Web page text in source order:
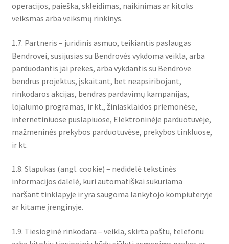
operacijos, paieška, skleidimas, naikinimas ar kitoks
veiksmas arba veiksmų rinkinys.
1.7. Partneris – juridinis asmuo, teikiantis paslaugas
Bendrovei, susijusias su Bendrovės vykdoma veikla, arba
parduodantis jai prekes, arba vykdantis su Bendrove
bendrus projektus, įskaitant, bet neapsiribojant,
rinkodaros akcijas, bendras pardavimų kampanijas,
lojalumo programas, ir kt., žiniasklaidos priemonėse,
internetiniuose puslapiuose, Elektroninėje parduotuvėje,
mažmeninės prekybos parduotuvėse, prekybos tinkluose,
ir kt.
1.8. Slapukas (angl. cookie) – nedidelė tekstinės
informacijos dalelė, kuri automatiškai sukuriama
naršant tinklapyje ir yra saugoma lankytojo kompiuteryje
ar kitame įrenginyje.
1.9. Tiesioginė rinkodara – veikla, skirta paštu, telefonu